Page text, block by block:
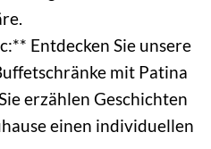
Entdecken Sie unsere
mit Patina
erzählen Geschichten
einen individuellen